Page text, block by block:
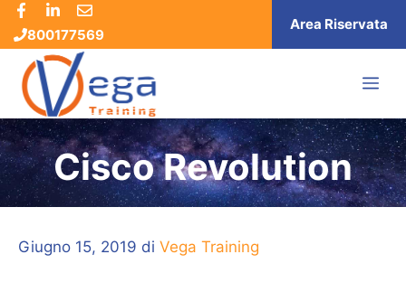
Vai
contenuto
800177569
Area Riservata
Cisco Revolution
Giugno 15, 2019 di Vega Training